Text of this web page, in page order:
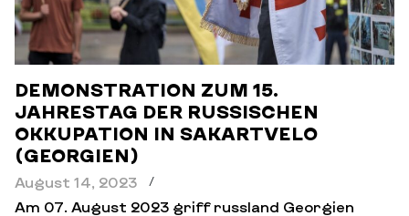
DEMONSTRATION ZUM 15.
JAHRESTAG DER RUSSISCHEN
OKKUPATION IN SAKARTVELO
(GEORGIEN)
August 14, 2023 /
Am 07. August 2023 griff russland Georgien